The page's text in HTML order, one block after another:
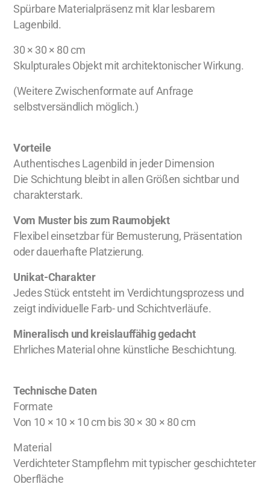
Spürbare Materialpräsenz mit klar lesbarem
Lagenbild.
30 × 30 × 80 cm
Skulpturales Objekt mit architektonischer Wirkung.
(Weitere Zwischenformate auf Anfrage
selbstversändlich möglich.)
Vorteile
Authentisches Lagenbild in jeder Dimension
Die Schichtung bleibt in allen Größen sichtbar und
charakterstark.
Vom Muster bis zum Raumobjekt
Flexibel einsetzbar für Bemusterung, Präsentation
oder dauerhafte Platzierung.
Unikat-Charakter
Jedes Stück entsteht im Verdichtungsprozess und
zeigt individuelle Farb- und Schichtverläufe.
Mineralisch und kreislauffähig gedacht
Ehrliches Material ohne künstliche Beschichtung.
Technische Daten
Formate
Von 10 × 10 × 10 cm bis 30 × 30 × 80 cm
Material
Verdichteter Stampflehm mit typischer geschichteter
Oberfläche